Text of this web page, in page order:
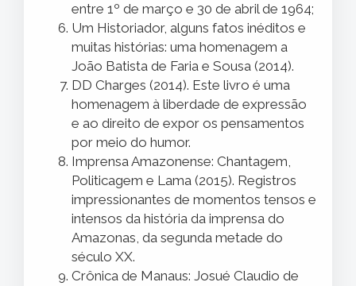
entre 1º de março e 30 de abril de 1964;
Um Historiador, alguns fatos inéditos e
muitas histórias: uma homenagem a
João Batista de Faria e Sousa (2014).
DD Charges (2014). Este livro é uma
homenagem à liberdade de expressão
e ao direito de expor os pensamentos
por meio do humor.
Imprensa Amazonense: Chantagem,
Politicagem e Lama (2015). Registros
impressionantes de momentos tensos e
intensos da história da imprensa do
Amazonas, da segunda metade do
século XX.
Crônica de Manaus: Josué Claudio de